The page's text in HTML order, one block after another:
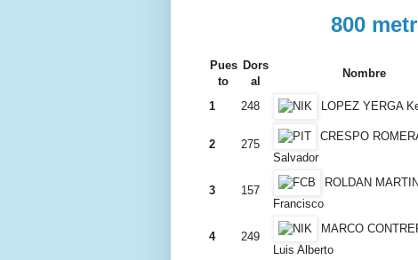
800
Pues
to
Dors
al
Nombre
1 248 LOPEZ YERGA
2 275
CRESPO
Salvador
3 157
ROLDAN
Francisco
4 249
MARCO
Luis Alberto